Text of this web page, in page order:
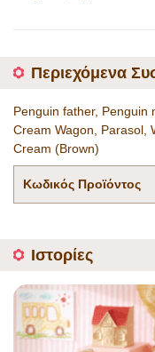
Περιεχόμενα
Penguin father, Penguin
Cream Wagon, Parasol,
Cream (Brown)
Κωδικός Προϊόντος
Ιστορίες